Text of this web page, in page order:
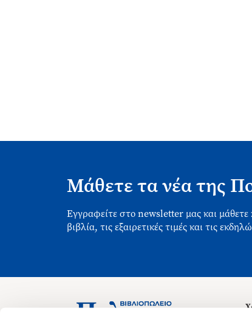
Μάθετε τα νέα της
Εγγραφείτε στο newsletter μας και
βιβλία, τις εξαιρετικές τιμές και τις